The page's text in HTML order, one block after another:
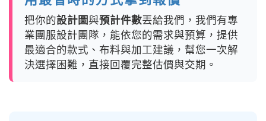
把你的設計圖與預計件數丟給我們，我們有專
業團服設計團隊，能依您的需求與預算，提供
最適合的款式、布料與加工建議，幫您一次解
決選擇困難，直接回覆完整估價與交期。